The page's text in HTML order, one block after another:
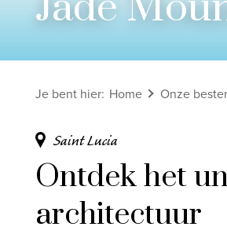
Bekijk alle rondreizen
Ontdek onze
Huwelijksreis
Adults only
Luxury
Bekijk alle thema's
Je bent hier: Home Onze
Saint Lucia
Ontdek het
architectuur